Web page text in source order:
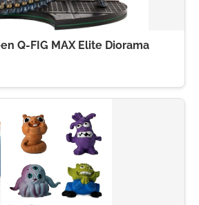
Q-FIG MAX Elite Diorama